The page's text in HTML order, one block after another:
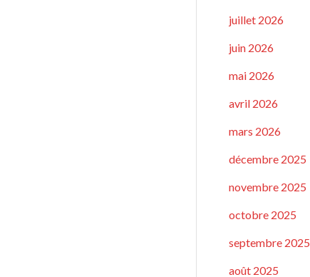
juillet 2026
juin 2026
mai 2026
avril 2026
mars 2026
décembre 2025
novembre 2025
octobre 2025
septembre 2025
août 2025